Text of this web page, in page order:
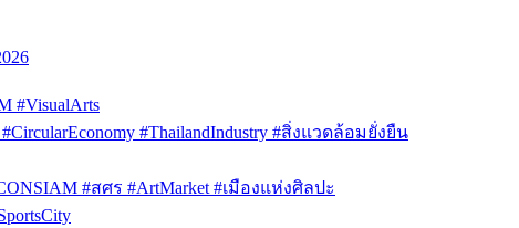
#VisualArts
#ThailandIndustry #สิ่งแวดล้อมยั่งยืน
#สศร #ArtMarket #เมืองแห่งศิลปะ